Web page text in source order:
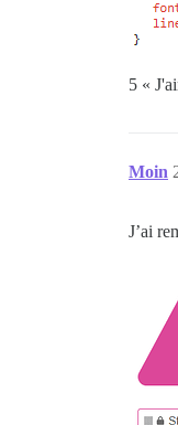
5 «
Moin
J’ai